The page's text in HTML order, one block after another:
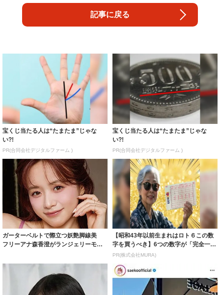
記事に戻る
宝くじ当たる人は“たまたま”じゃな
い?!
PR(合同会社デジタルファーム )
宝くじ当たる人は“たまたま”じゃな
い?!
PR(合同会社デジタルファーム )
ガーターベルトで際立つ妖艶脚線美
フリーアナ森香澄がランジェリーモデ
【昭和43年以前生まれはロト６この数
字を買うべき】6つの数字が「完全一
致」する方...
PR(株式会社MURA)